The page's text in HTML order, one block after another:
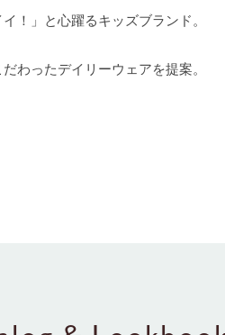
！」と心躍るキッズブランド。
わったデイリーウェアを提案。